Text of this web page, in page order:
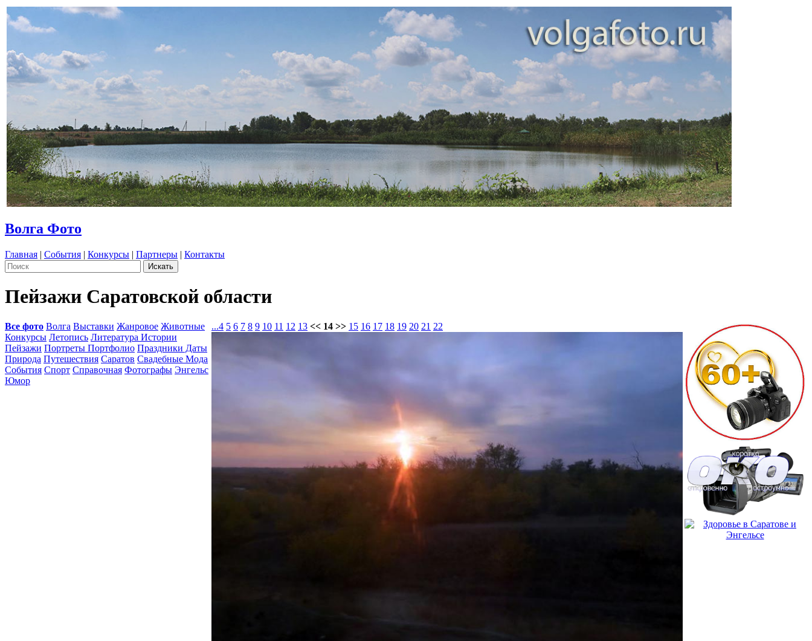
Волга Фото
Главная | События | Конкурсы | Партнеры | Контакты
Пейзажи Саратовской области
Все фото Волга Выставки Жанровое Животные
Конкурсы Летопись Литература Истории
Пейзажи Портреты Портфолио Праздники Даты
Природа Путешествия Саратов Свадебные Мода
События Спорт Справочная Фотографы Энгельс
Юмор
...4 5 6 7 8 9 10 11 12 13 << 14 >> 15 16 17 18 19 20 21 22